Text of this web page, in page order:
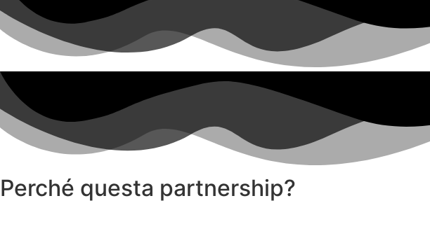
Perché questa partnership?